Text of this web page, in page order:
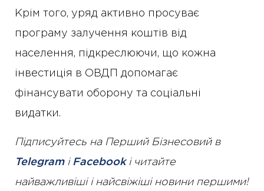
Крім того, уряд активно просуває
програму залучення коштів від
населення, підкреслюючи, що кожна
інвестиція в ОВДП допомагає
фінансувати оборону та соціальні
видатки.
Підписуйтесь на Перший Бізнесовий в
Telegramі Facebookі читайте
найважливіші і найсвіжіші новини першими!